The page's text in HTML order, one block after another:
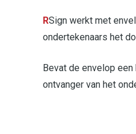
RSign werkt met
ondertekenaars het
Bevat de envelop
ontvanger van het